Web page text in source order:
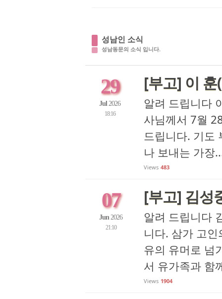
성남인 소식
성남동문의 소식 입니다.
29
Jul 2026
18:16
[부고] 이
알려 드립니다
사님께서 7월
드립니다. 기도
나 보내는 가장
Views 483
07
Jun 2026
21:10
[부고] 김성
알려 드립니다
니다. 삼가 고
유의 유머로 넘
서 유가족과 함
Views 1904